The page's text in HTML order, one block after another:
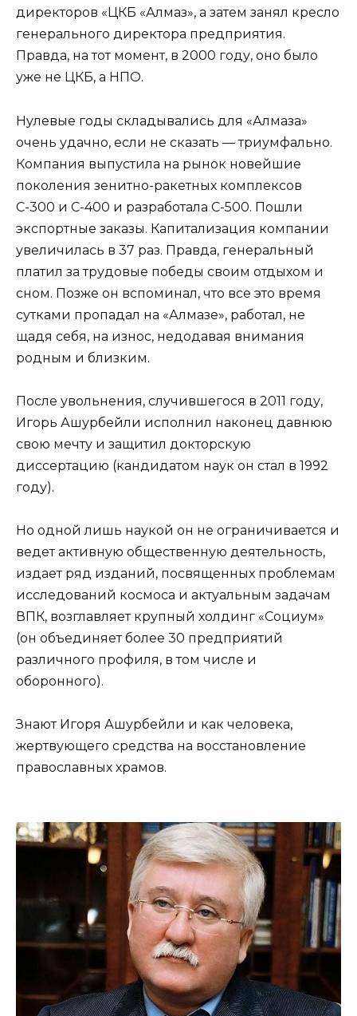
директоров «ЦКБ «Алмаз», а затем занял кресло
генерального директора предприятия.
Правда, на тот момент, в 2000 году, оно было
уже не ЦКБ, а НПО.
Нулевые годы складывались для «Алмаза»
очень удачно, если не сказать — триумфально.
Компания выпустила на рынок новейшие
поколения зенитно-ракетных комплексов
С-300 и С-400 и разработала С-500. Пошли
экспортные заказы. Капитализация компании
увеличилась в 37 раз. Правда, генеральный
платил за трудовые победы своим отдыхом и
сном. Позже он вспоминал, что все это время
сутками пропадал на «Алмазе», работал, не
щадя себя, на износ, недодавая внимания
родным и близким.
После увольнения, случившегося в 2011 году,
Игорь Ашурбейли исполнил наконец давнюю
свою мечту и защитил докторскую
диссертацию (кандидатом наук он стал в 1992
году).
Но одной лишь наукой он не ограничивается и
ведет активную общественную деятельность,
издает ряд изданий, посвященных проблемам
исследований космоса и актуальным задачам
ВПК, возглавляет крупный холдинг «Социум»
(он объединяет более 30 предприятий
различного профиля, в том числе и
оборонного).
Знают Игоря Ашурбейли и как человека,
жертвующего средства на восстановление
православных храмов.